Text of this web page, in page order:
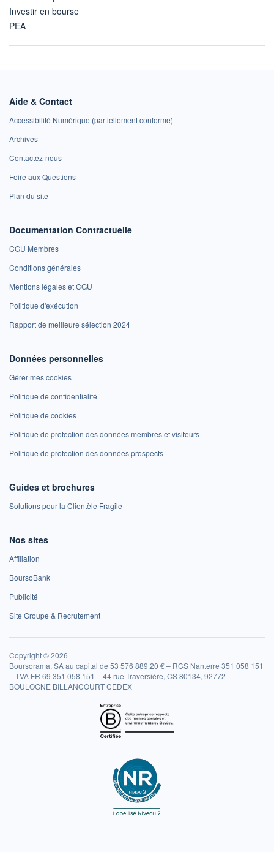
Investir en bourse
PEA
Aide & Contact
Accessibilité Numérique (partiellement conforme)
Archives
Contactez-nous
Foire aux Questions
Plan du site
Documentation Contractuelle
CGU Membres
Conditions générales
Mentions légales et CGU
Politique d'exécution
Rapport de meilleure sélection 2024
Données personnelles
Gérer mes cookies
Politique de confidentialité
Politique de cookies
Politique de protection des données membres et visiteurs
Politique de protection des données prospects
Guides et brochures
Solutions pour la Clientèle Fragile
Nos sites
Affiliation
BoursoBank
Publicité
Site Groupe & Recrutement
Copyright © 2026
Boursorama, SA au capital de 53 576 889,20 € – RCS Nanterre 351 058 151
– TVA FR 69 351 058 151 – 44 rue Traversière, CS 80134, 92772
BOULOGNE BILLANCOURT CEDEX